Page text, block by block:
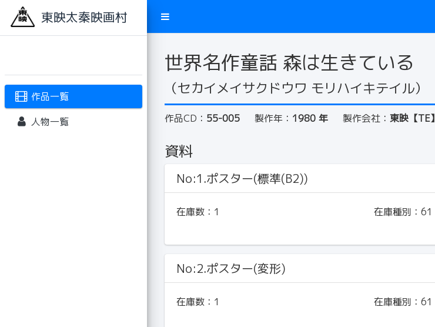
東映太秦映画村
作品一覧
人物一覧
世界名作童話 森は生きている
（セカイメイサクドウワ モリハイキテイル）
作品CD： 55-005 製作年： 1980 年 製作会社： 東映【TE】
資料
No:1.ポスター(標準(B2))
在庫数： 1 在庫種別：61
No:2.ポスター(変形)
在庫数： 1 在庫種別：61